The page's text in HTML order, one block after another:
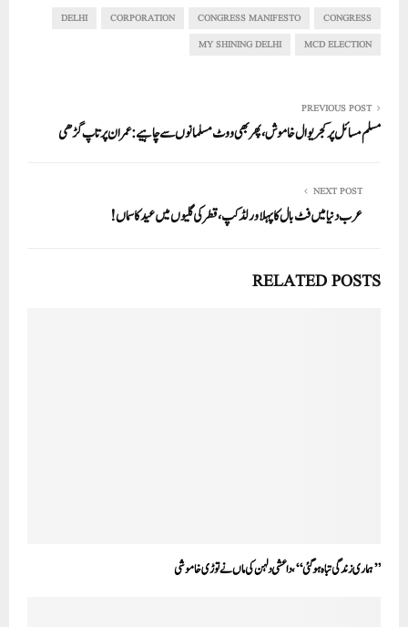
A
pp
ok
r
In CONGRESS
CONGRESS MANIFESTO
CORPORATION
DELHI
MCD ELECTION
MY SHINING DELHI
PREVIOUS POST
مسلم مسائل پر کجریوال خاموش، پھر بھی ووٹ مسلمانوں سے چاہیے: عمران پرتاپ گڑھی
NEXT POST
عرب دنیا میں فٹ بال کا پہلا ورلڈ کپ، قطر کی گلیوں میں عید کا سماں!
RELATED POSTS
’’ہماری زندگی تباہ ہوگئی‘‘، داعشی دلہن کی ماں نےتوڑی خاموشی